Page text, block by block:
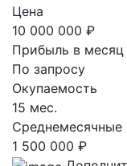
Цена
10 000 000 ₽
Прибыль в месяц
По запросу
Окупаемость
15 мес.
Среднемесячные
1 500 000 ₽